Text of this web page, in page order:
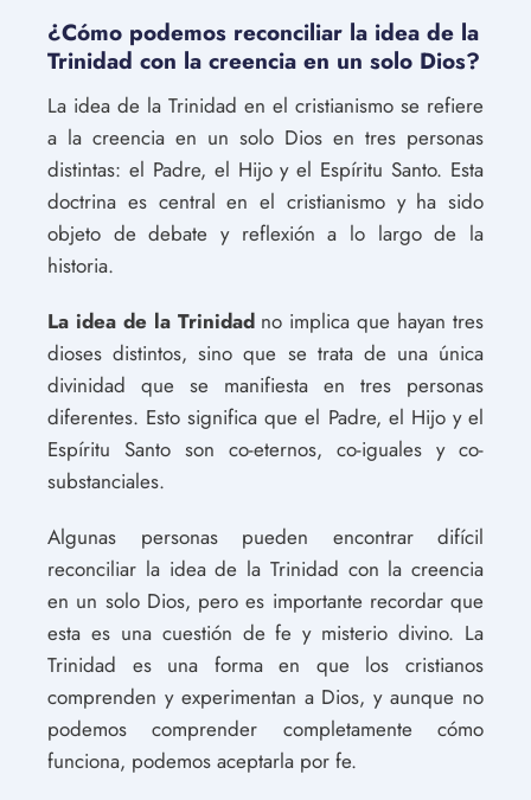
¿Cómo podemos reconciliar la idea de la
Trinidad con la creencia en un solo Dios?
La idea de la Trinidad en el cristianismo se refiere
a la creencia en un solo Dios en tres personas
distintas: el Padre, el Hijo y el Espíritu Santo. Esta
doctrina es central en el cristianismo y ha sido
objeto de debate y reflexión a lo largo de la
historia.
La idea de la Trinidadno implica que hayan tres
dioses distintos, sino que se trata de una única
divinidad que se manifiesta en tres personas
diferentes. Esto significa que el Padre, el Hijo y el
Espíritu Santo son co-eternos, co-iguales y co-
substanciales.
Algunas personas pueden encontrar difícil
reconciliar la idea de la Trinidad con la creencia
en un solo Dios, pero es importante recordar que
esta es una cuestión de fe y misterio divino. La
Trinidad es una forma en que los cristianos
comprenden y experimentan a Dios, y aunque no
podemos comprender completamente cómo
funciona, podemos aceptarla por fe.